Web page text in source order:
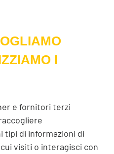
I
e fornitori terzi
tipi di informazioni di
visiti o interagisci con